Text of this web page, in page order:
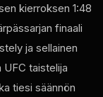
kierroksen 1:48
finaali
ja sellainen
UFC taistelija
tiesi säännön